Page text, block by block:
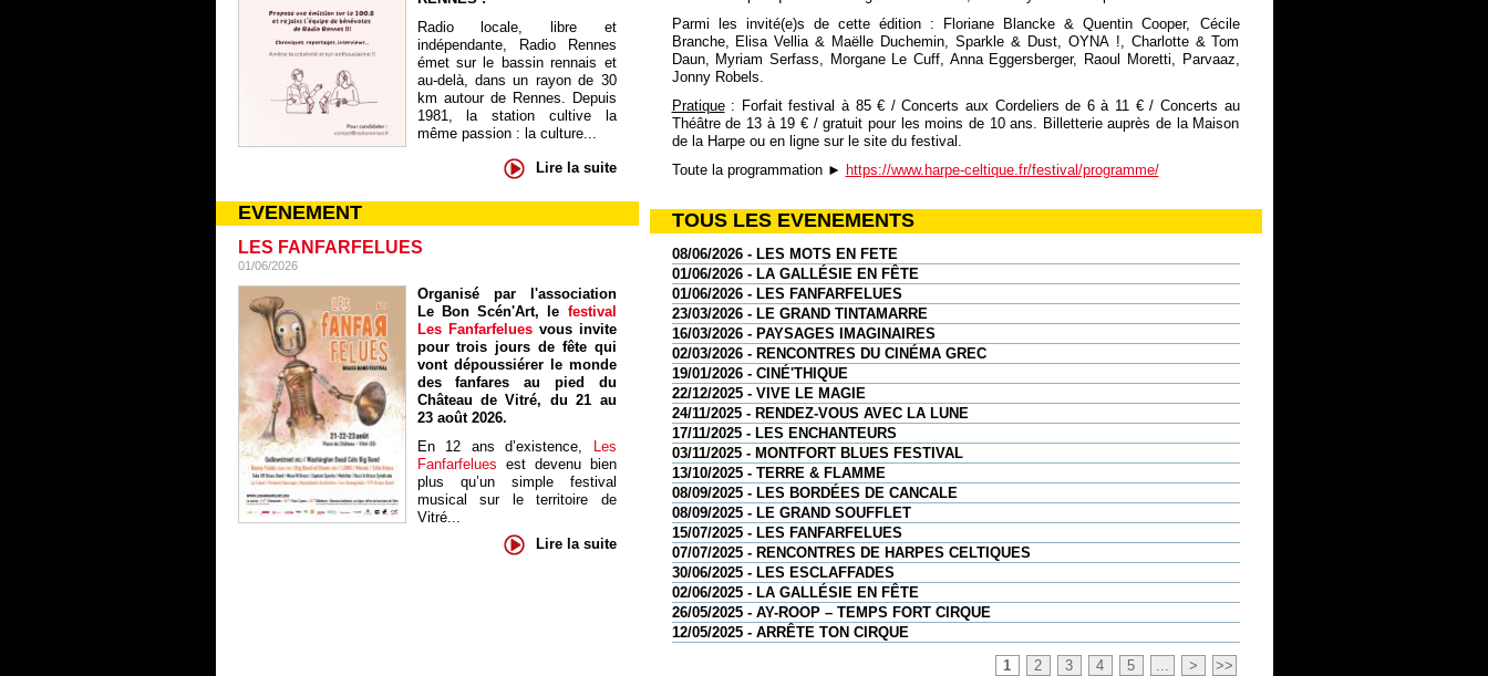
Radio locale, libre et
indépendante, Radio Rennes
émet sur le bassin rennais et
au-delà, dans un rayon de 30
km autour de Rennes. Depuis
1981, la station cultive la
même passion : la culture...
Lire la suite
EVENEMENT
LES FANFARFELUES
01/06/2026
Organisé par l'association
Le Bon Scén'Art, le festival
Les Fanfarfelues vous invite
pour trois jours de fête qui
vont dépoussiérer le monde
des fanfares au pied du
Château de Vitré, du 21 au
23 août 2026.
En 12 ans d’existence, Les
Fanfarfelues est devenu bien
plus qu’un simple festival
musical sur le territoire de
Vitré...
Lire la suite
Parmi les invité(e)s de cette édition : Floriane Blancke & Quentin Cooper, Cécile
Branche, Elisa Vellia & Maëlle Duchemin, Sparkle & Dust, OYNA !, Charlotte & Tom
Daun, Myriam Serfass, Morgane Le Cuff, Anna Eggersberger, Raoul Moretti, Parvaaz,
Jonny Robels.
Pratique: Forfait festival à 85 € / Concerts aux Cordeliers de 6 à 11 € / Concerts au
Théâtre de 13 à 19 € / gratuit pour les moins de 10 ans. Billetterie auprès de la Maison
de la Harpe ou en ligne sur le site du festival.
Toute la programmation ► https://www.harpe-celtique.fr/festival/programme/
TOUS LES EVENEMENTS
08/06/2026 - LES MOTS EN FETE
01/06/2026 - LA GALLÉSIE EN FÊTE
01/06/2026 - LES FANFARFELUES
23/03/2026 - LE GRAND TINTAMARRE
16/03/2026 - PAYSAGES IMAGINAIRES
02/03/2026 - RENCONTRES DU CINÉMA GREC
19/01/2026 - CINÉ'THIQUE
22/12/2025 - VIVE LE MAGIE
24/11/2025 - RENDEZ-VOUS AVEC LA LUNE
17/11/2025 - LES ENCHANTEURS
03/11/2025 - MONTFORT BLUES FESTIVAL
13/10/2025 - TERRE & FLAMME
08/09/2025 - LES BORDÉES DE CANCALE
08/09/2025 - LE GRAND SOUFFLET
15/07/2025 - LES FANFARFELUES
07/07/2025 - RENCONTRES DE HARPES CELTIQUES
30/06/2025 - LES ESCLAFFADES
02/06/2025 - LA GALLÉSIE EN FÊTE
26/05/2025 - AY-ROOP – TEMPS FORT CIRQUE
12/05/2025 - ARRÊTE TON CIRQUE
1
2 3 4 5 ... > >>